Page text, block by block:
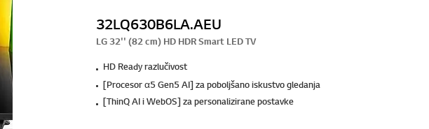
32LQ630B6LA.AEU
LG 32'' (82 cm) HD HDR Smart LED TV
HD Ready razlučivost
[Procesor α5 Gen5 AI] za poboljšano iskustvo gledanja
[ThinQ AI i WebOS] za personalizirane postavke